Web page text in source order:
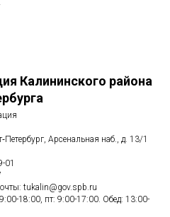
Калининского района
Арсенальная наб., д. 13/1
01
tukalin@gov.spb.ru
18:00, пт: 9:00-17:00. Обед: 13:00-